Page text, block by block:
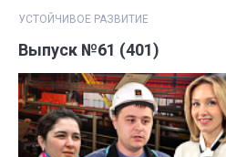
УСТОЙЧИВОЕ РАЗВИТИЕ
Выпуск №61 (401)